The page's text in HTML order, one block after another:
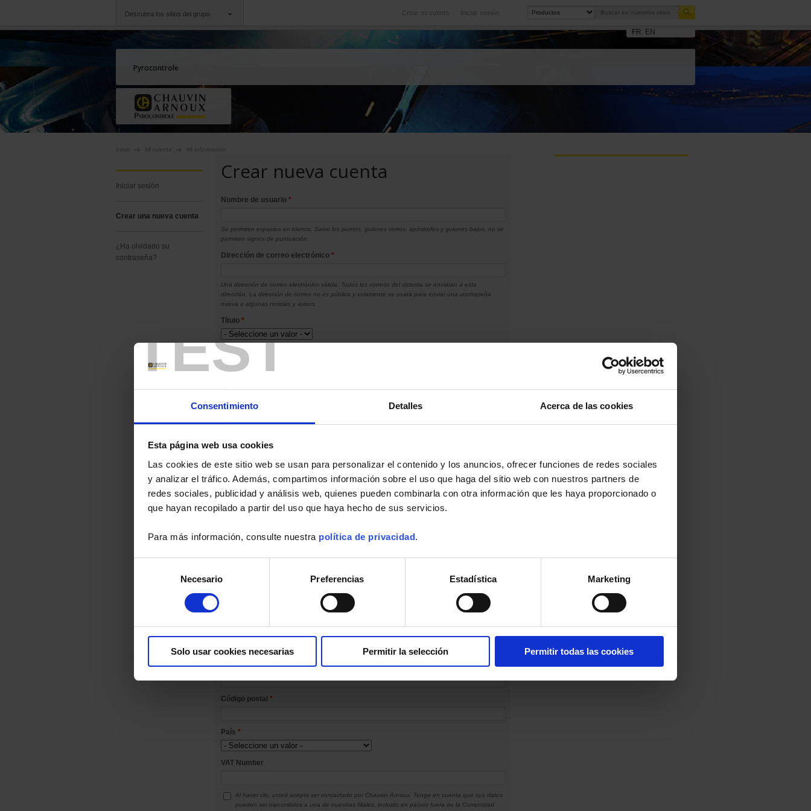
TEST
Consentimiento Detalles Acerca de las cookies
Esta página web usa cookies
Las cookies de este sitio web se usan para personalizar el contenido y los anuncios, ofrecer funciones de redes sociales
y analizar el tráfico. Además, compartimos información sobre el uso que haga del sitio web con nuestros partners de
redes sociales, publicidad y análisis web, quienes pueden combinarla con otra información que les haya proporcionado o
que hayan recopilado a partir del uso que haya hecho de sus servicios.
Para más información, consulte nuestra política de privacidad.
consentimiento
Necesario Preferencias Estadística Marketing
Solo usar cookies necesarias Permitir la selección Permitir todas las cookies
Descubra los sitios del grupo Iniciar sesión
Crear mi cuenta
Chauvin Arnoux
Una oferta a su servicio
Nuestras filiales en el extranjero
FR EN
Pyrocontrole
Inicio Mi cuenta Mi información
iniciar sesión
crear una nueva cuenta
¿ha olvidado su
contraseña?
Crear nueva cuenta
Nombre de usuario *
Se permiten espacios en blanco. Salvo los puntos, guiones cortos, apóstrofos y guiones bajos, no se
permiten signos de puntuación.
Dirección de correo electrónico *
Una dirección de correo electrónico válida. Todos los correos del sistema se enviaran a esta
dirección. La dirección de correo no es pública y solamente se usará para enviar una contraseña
nueva o algunas noticias y avisos.
Título *
Apellidos
Teléfono
Teléfono móvil
Ciudad*
Código postal *
País *
VAT Number
Al hacer clic, usted acepta ser contactado por Chauvin Arnoux. Tenga en cuenta que sus datos
pueden ser transmitidos a una de nuestras filiales, incluido en países fuera de la Comunidad